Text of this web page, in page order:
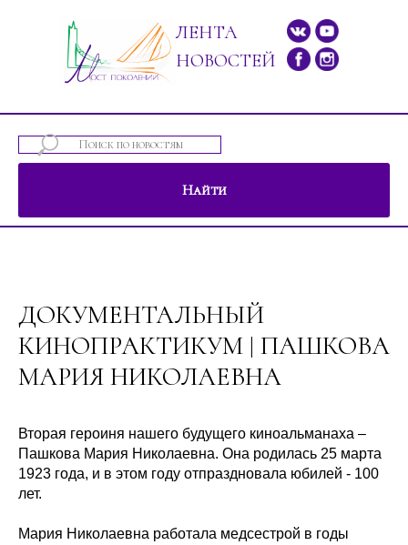
ЛЕНТА
НОВОСТЕЙ
Найти
ДОКУМЕНТАЛЬНЫЙ
КИНОПРАКТИКУМ | ПАШКОВА
МАРИЯ НИКОЛАЕВНА
Вторая героиня нашего будущего киноальманаха –
Пашкова Мария Николаевна. Она родилась 25 марта
1923 года, и в этом году отпраздновала юбилей - 100
лет.
Мария Николаевна работала медсестрой в годы